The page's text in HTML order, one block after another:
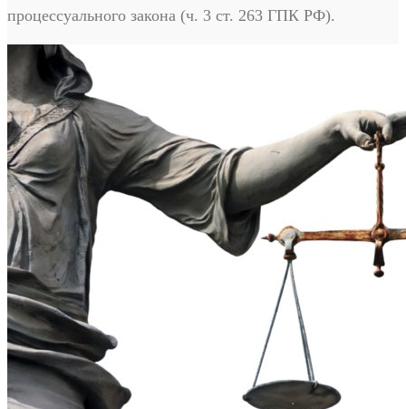
процессуального закона (ч. 3 ст. 263 ГПК РФ).